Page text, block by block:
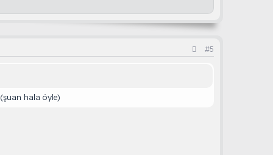
#5
hala öyle)